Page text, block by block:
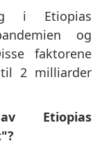
i Etiopias
og
faktorene
2 milliarder
Etiopias